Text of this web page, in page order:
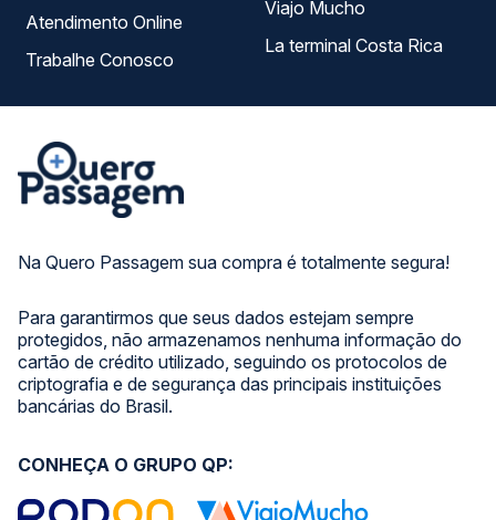
Na Quero Passagem sua compra é totalmente segura!
Para garantirmos que seus dados estejam sempre
protegidos, não armazenamos nenhuma informação do
cartão de crédito utilizado, seguindo os protocolos de
criptografia e de segurança das principais instituições
bancárias do Brasil.
Atendimento Online
Trabalhe Conosco
Viajo Mucho
La terminal Costa Rica
CONHEÇA O GRUPO QP: